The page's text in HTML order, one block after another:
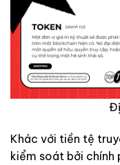
Khác với tiền tệ
kiểm soát bởi chính